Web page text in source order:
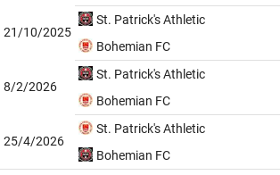
21/10/2025
St. Patrick's Athletic
Bohemian FC
8/2/2026
St. Patrick's Athletic
Bohemian FC
25/4/2026
St. Patrick's Athletic
Bohemian FC